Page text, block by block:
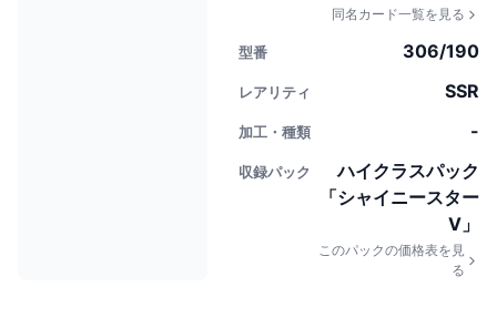
同名カード一覧を見る
型番 306/190
レアリティ SSR
加工・種類 -
収録パック
ハイクラスパック
「シャイニースター
V」
このパックの価格表を見
る